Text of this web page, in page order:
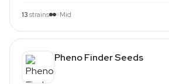
13 strains Mid
Pheno Finder Seeds